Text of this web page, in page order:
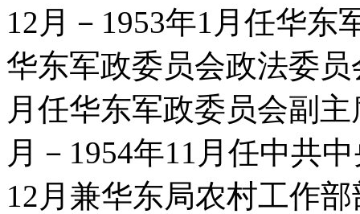
12月－1953年1月任华东
华东军政委员会政法委员
月任华东军政委员会副
月－1954年11月任中共
12月兼华东局农村工作